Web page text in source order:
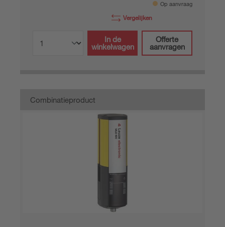
Op aanvraag
Vergelijken
In de
winkelwagen
Offerte
aanvragen
Combinatieproduct